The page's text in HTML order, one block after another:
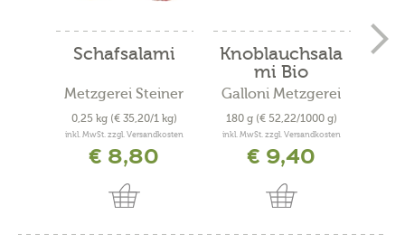
Schafsalami
Metzgerei Steiner
0,25 kg (€ 35,20/1 kg)
inkl. MwSt. zzgl. Versandkosten
€ 8,80
Knoblauchsala
mi Bio
Galloni Metzgerei
180 g (€ 52,22/1000 g)
inkl. MwSt. zzgl. Versandkosten
€ 9,40